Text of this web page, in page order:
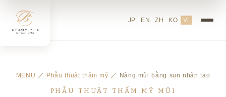
JP EN ZH KO VI
MENU ／ Phẫu thuật thẩm mỹ ／ Nâng mũi bằng sụn nhân tạo
PHẪU THUẬT THẨM MỸ MŨI